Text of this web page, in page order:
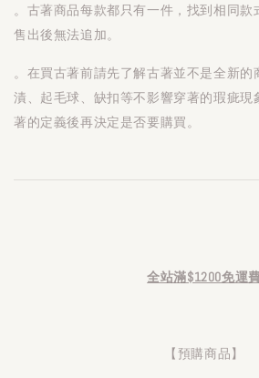
。古著商品每款都只有一件，找到相同款
售出後無法追加。
。在買古著前請先了解古著並不是全新的
漬、起毛球、缺扣等不影響穿著的瑕疵現
著的定義後再決定是否要購買。
全站滿$1200免運
【預購商品】